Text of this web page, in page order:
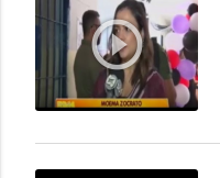
play_circle_outline